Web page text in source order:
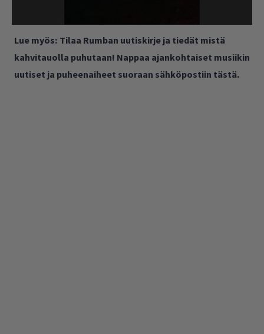
Lue myös: Tilaa Rumban uutiskirje ja tiedät mistä
kahvitauolla puhutaan! Nappaa ajankohtaiset musiikin
uutiset ja puheenaiheet suoraan sähköpostiin tästä.